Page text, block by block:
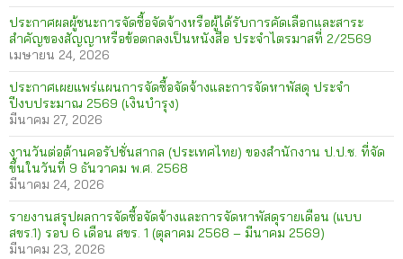
ประกาศผลผู้ชนะการจัดซื้อจัดจ้างหรือผู้ได้รับการคัดเลือกและสาระ
สำคัญของสัญญาหรือข้อตกลงเป็นหนังสือ ประจำไตรมาสที่ 2/2569
เมษายน 24, 2026
ประกาศเผยแพร่แผนการจัดซื้อจัดจ้างและการจัดหาพัสดุ ประจำ
ปีงบประมาณ 2569 (เงินบำรุง)
มีนาคม 27, 2026
งานวันต่อต้านคอรัปชั่นสากล (ประเทศไทย) ของสำนักงาน ป.ป.ช. ที่จัด
ขึ้นในวันที่ 9 ธันวาคม พ.ศ. 2568
มีนาคม 24, 2026
รายงานสรุปผลการจัดซื้อจัดจ้างและการจัดหาพัสดุรายเดือน (แบบ
สขร.1) รอบ 6 เดือน สขร. 1 (ตุลาคม 2568 – มีนาคม 2569)
มีนาคม 23, 2026